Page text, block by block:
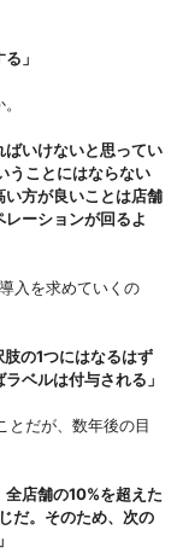
」
ばいけないと思ってい
うことにはならない
方が良いことは店舗
ーションが回るよ
入を求めていくの
肢の1つにはなるはず
ベルは付与される」
だが、数年後の目
全店舗の10%を超えた
だ。そのため、次の